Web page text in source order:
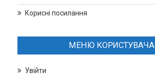
Корисні посилання
МЕНЮ КОРИСТУВАЧА
Увійти